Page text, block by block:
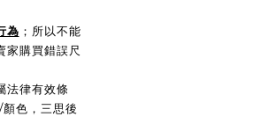
為 ；所以不能
家購買錯誤尺
法律有效條
色，三思後